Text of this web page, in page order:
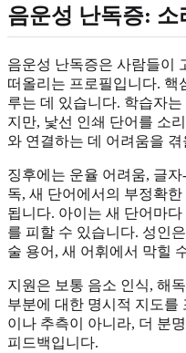
음운성 난독증: 소
음운성 난독증은 사람들이
떠올리는 프로필입니다. 핵
루는 데 있습니다. 학습자
지만, 낯선 인쇄 단어를 소
와 연결하는 데 어려움을
징후에는 운율 어려움, 글
독, 새 단어에서의 부정확
됩니다. 아이는 새 단어마
를 피할 수 있습니다. 성인
술 용어, 새 어휘에서 막힐
지원은 보통 음소 인식, 해
부분에 대한 명시적 지도를
이나 추측이 아니라, 더 분
피드백입니다.